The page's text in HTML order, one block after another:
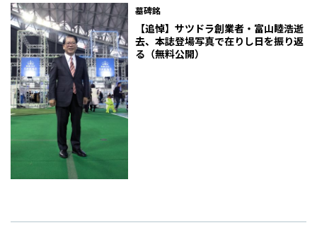
墓碑銘
【追悼】サツドラ創業者・富山睦浩逝
去、本誌登場写真で在りし日を振り返
る（無料公開）